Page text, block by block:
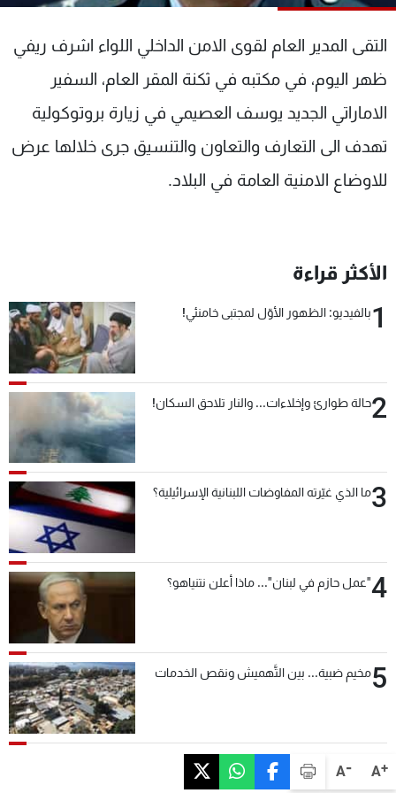
A+
A-
التقى المدير العام لقوى الامن الداخلي اللواء اشرف ريفي
ظهر اليوم، في مكتبه في ثكنة المقر العام، السفير
الاماراتي الجديد يوسف العصيمي في زيارة بروتوكولية
تهدف الى التعارف والتعاون والتنسيق جرى خلالها عرض
للاوضاع الامنية العامة في البلاد.
الأكثر قراءة
1بالفيديو: الظهور الأوّل لمجتبى خامنئي!
2حالة طوارئ وإخلاءات... والنار تلاحق السكان!
3ما الذي غيّرته المفاوضات اللبنانية الإسرائيلية؟
4"عمل حازم في لبنان"... ماذا أعلن نتنياهو؟
5مخيم ضبية... بين التَّهميش ونقص الخدمات
الترددات
الإنـتـاج
لاعلاناتكم
تواصل معنا
شروط الإسـتخدام
سياسة الخصوصية